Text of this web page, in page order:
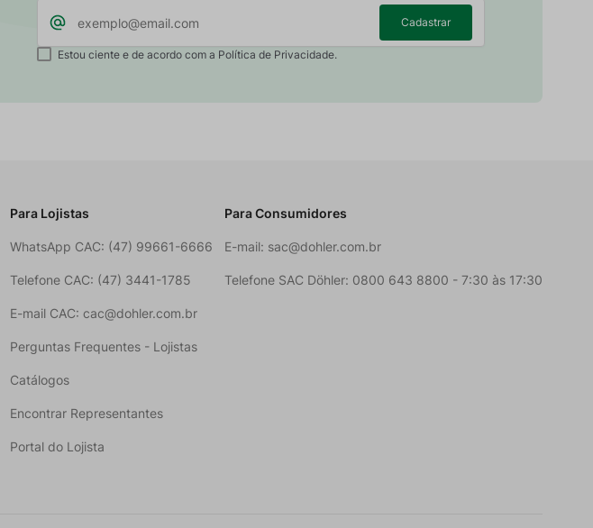
Cadastrar
Estou ciente e de acordo com a Política de Privacidade.
Para Lojistas
WhatsApp CAC: (47) 99661-6666
Telefone CAC: (47) 3441-1785
E-mail CAC: cac@dohler.com.br
Perguntas Frequentes - Lojistas
Catálogos
Encontrar Representantes
Portal do Lojista
Para Consumidores
E-mail: sac@dohler.com.br
Telefone SAC Döhler: 0800 643 8800 - 7:30 às 17:30